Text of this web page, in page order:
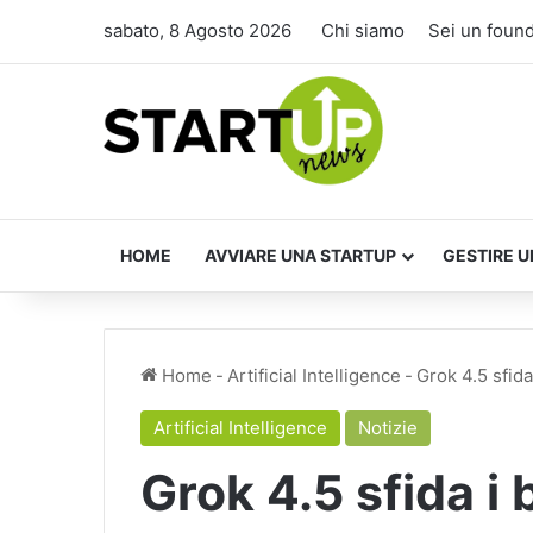
sabato, 8 Agosto 2026 Chi siamo Sei un
HOME AVVIARE UNA STARTUP GESTIRE
Home - Artificial Intelligence - Grok 4.5
Artificial Intelligence Notizie
Grok 4.5 sfida i